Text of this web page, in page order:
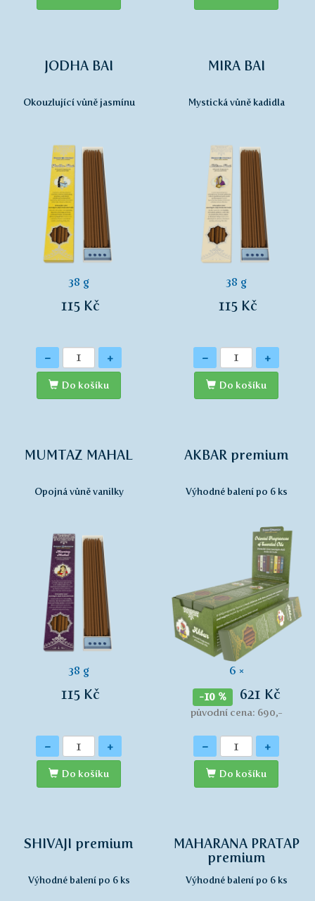
JODHA BAI
Okouzlující vůně jasmínu
38 g
115 Kč
Množství
- +
Do košíku
MIRA BAI
Mystická vůně kadidla
38 g
115 Kč
Množství
- +
Do košíku
MUMTAZ MAHAL
Opojná vůně vanilky
38 g
115 Kč
Množství
- +
Do košíku
AKBAR premium
Výhodné balení po 6 ks
6 ×
-10 % 621 Kč
původní cena: 690,-
Množství
- +
Do košíku
SHIVAJI premium
Výhodné balení po 6 ks
MAHARANA PRATAP
premium
Výhodné balení po 6 ks